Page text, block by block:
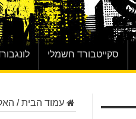
סקייטבורד חשמלי
עמוד הבית/